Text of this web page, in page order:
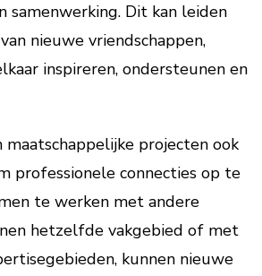
samenwerking. Dit kan leiden
nieuwe vriendschappen,
inspireren, ondersteunen en
maatschappelijke projecten ook
professionele connecties op te
te werken met andere
hetzelfde vakgebied of met
kunnen nieuwe